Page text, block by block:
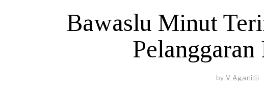
Bawaslu Minut
byV Aganitji